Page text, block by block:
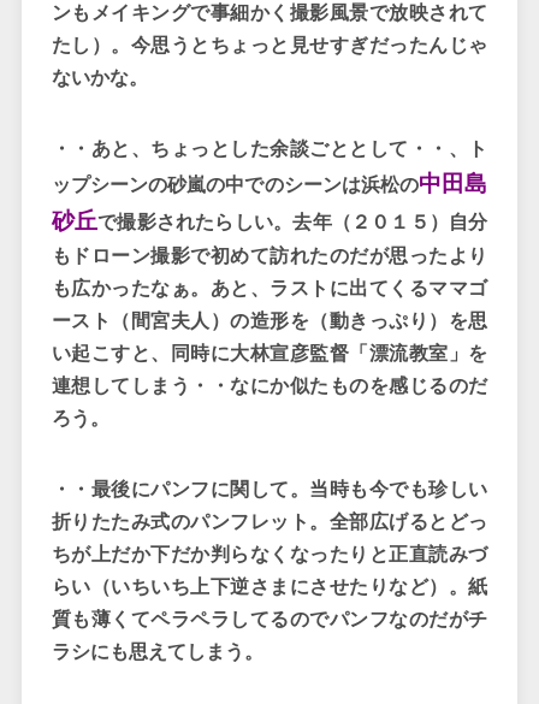
ンもメイキングで事細かく撮影風景で放映されて
たし）。今思うとちょっと見せすぎだったんじゃ
ないかな。
・・あと、ちょっとした余談ごととして・・、ト
ップシーンの砂嵐の中でのシーンは浜松の中田島
砂丘で撮影されたらしい。去年（２０１５）自分
もドローン撮影で初めて訪れたのだが思ったより
も広かったなぁ。あと、 ラストに出てくるママゴ
ースト（間宮夫人）の造形を（動きっぷり）を思
い起こすと、同時に大林宣彦監督「漂流教室」を
連想してしまう・・なにか似たものを感じるのだ
ろう。
・・最後にパンフに関して。当時も今でも珍しい
折りたたみ式のパンフレット。全部広げるとどっ
ちが上だか下だか判らなくなったりと正直読みづ
らい（いちいち上下逆さまにさせたりなど）。紙
質も薄くてペラペラしてるのでパンフなのだがチ
ラシにも思えてしまう。